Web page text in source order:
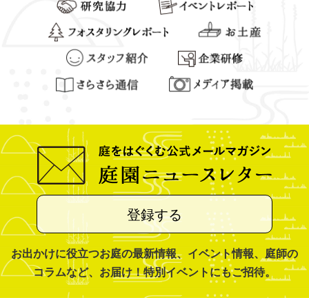
登録する
お出かけに役立つお庭の最新情報、イベント情報、庭師の
コラムなど、お届け！特別イベントにもご招待。